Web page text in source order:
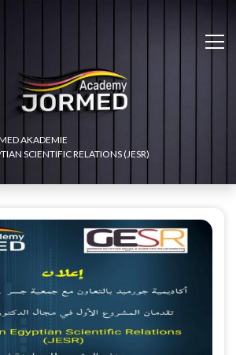
content
AKADEMIE
SCIENTIFIC RELATIONS (JESR)